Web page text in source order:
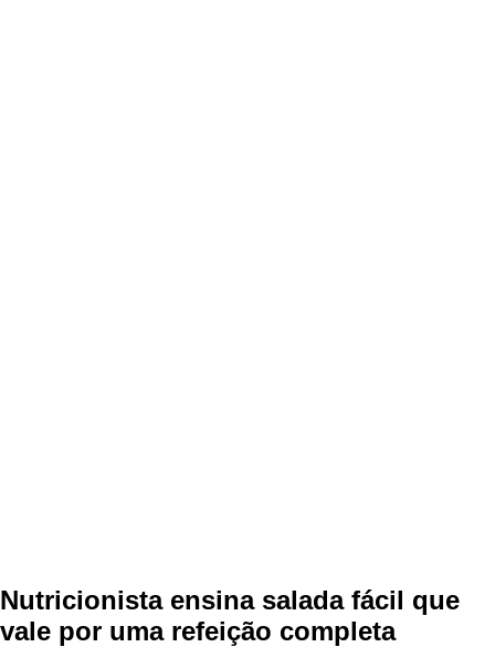
Nutricionista ensina salada fácil que
vale por uma refeição completa